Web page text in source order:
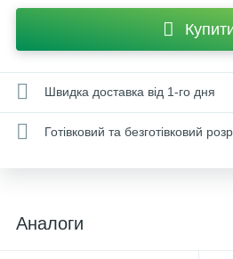
Швидка доставка від 1-го дня
Готівковий та безготівковий
Аналоги